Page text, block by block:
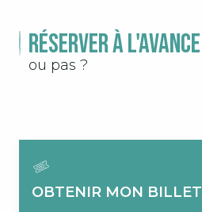
Réserver à l'avance
ou pas ?
OBTENIR MON BILLET